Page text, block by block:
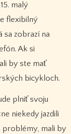
malý
flexibilný
sa zobrazí na
Ak si
by ste mať
bicykloch.
plniť svoju
niekedy jazdili
problémy, mali by